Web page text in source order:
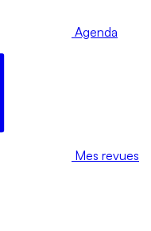
Agenda
Mes revues